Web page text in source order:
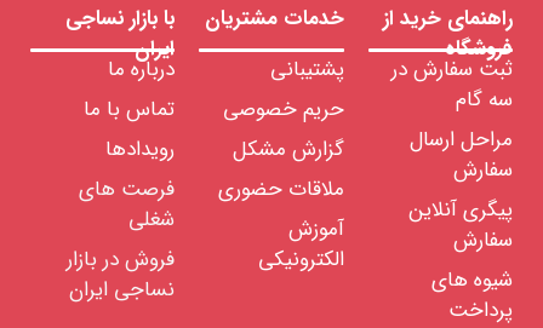
راهنمای خرید از
فروشگاه
ثبت سفارش در
سه گام
مراحل ارسال
سفارش
پیگری آنلاین
سفارش
شیوه های
پرداخت
خدمات مشتریان
پشتیبانی
حریم خصوصی
گزارش مشکل
ملاقات حضوری
آموزش
الکترونیکی
با بازار نساجی
ایران
درباره ما
تماس با ما
رویدادها
فرصت های
شغلی
فروش در بازار
نساجی ایران